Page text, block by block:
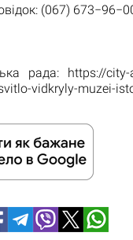
(067)
рада: https://
vidkryly-muzei-